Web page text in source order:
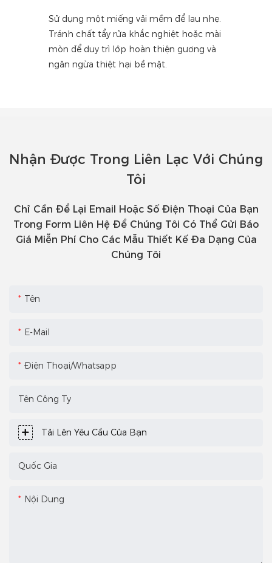
Sử dụng một miếng vải mềm để lau nhẹ.
Tránh chất tẩy rửa khắc nghiệt hoặc mài
mòn để duy trì lớp hoàn thiện gương và
ngăn ngừa thiệt hại bề mặt.
Nhận Được Trong Liên Lạc Với Chúng
Tôi
Chỉ Cần Để Lại Email Hoặc Số Điện Thoại Của Bạn
Trong Form Liên Hệ Để Chúng Tôi Có Thể Gửi Báo
Giá Miễn Phí Cho Các Mẫu Thiết Kế Đa Dạng Của
Chúng Tôi
Tên
E-Mail
Điện Thoại/Whatsapp
Tên Công Ty
Tải Lên Yêu Cầu Của Bạn
Quốc Gia
Nội Dung